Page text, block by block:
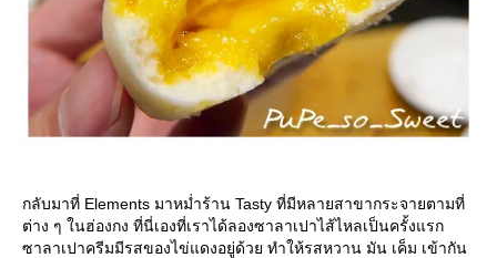
กลับมาที่ Elements มาหม่ำร้าน Tasty ที่มีหลายสาขากระจายตามที่
ต่าง ๆ ในฮ่องกง ที่นี่เองที่เราได้ลองซาลาเปาไส้ไหลเป็นครั้งแรก
ซาลาเปาครีมมีรสของไข่แดงอยู่ด้วย ทำให้รสหวาน มัน เค็ม เข้ากัน